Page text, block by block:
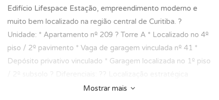
Edifício Lifespace Estação, empreendimento moderno e
muito bem localizado na região central de Curitiba. ?
Unidade: * Apartamento nº 209 ? Torre A * Localizado no 4º
piso / 2º pavimento * Vaga de garagem vinculada nº 41 *
Depósito privativo vinculado * Garagem localizada no 1º piso
próximo ao Shopping Estação ?? Fácil acesso ao centro e
Mostrar mais